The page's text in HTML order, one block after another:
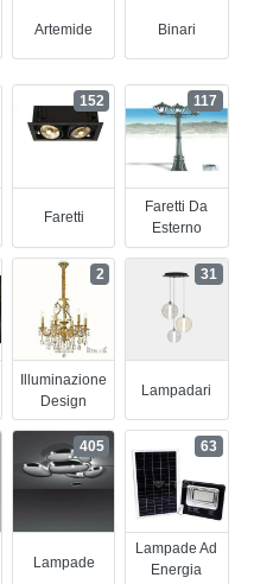
Artemide Binari
Faretti
152
Faretti Da
Esterno
117
Illuminazione
Design
2
Lampadari
31
Lampade
405
Lampade Ad
Energia
63